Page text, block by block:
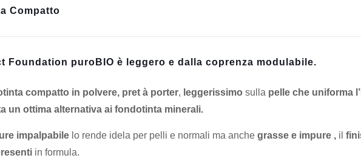
Compatto
Foundation puroBIO è leggero e dalla coprenza modulabile.
compatto in polvere, pret à porter, leggerissimo sulla pelle che uniforma
un ottima alternativa ai fondotinta minerali.
impalpabilelo rende idela per pelli e normali ma anche grasse e impure ,il
in formula.